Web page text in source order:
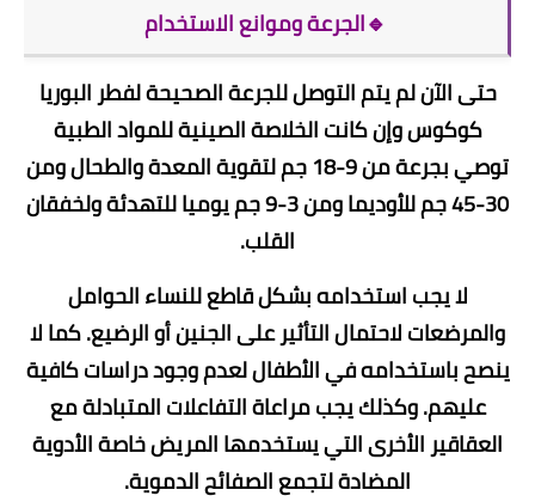
🔹الجرعة وموانع الاستخدام
حتى الآن لم يتم التوصل للجرعة الصحيحة لفطر البوريا
كوكوس وإن كانت الخلاصة الصينية للمواد الطبية
توصي بجرعة من 9-18 جم لتقوية المعدة والطحال ومن
30-45 جم للأوديما ومن 3-9 جم يوميا للتهدئة ولخفقان
القلب.
لا يجب استخدامه بشكل قاطع للنساء الحوامل
والمرضعات لاحتمال التأثير على الجنين أو الرضيع. كما لا
ينصح باستخدامه في الأطفال لعدم وجود دراسات كافية
عليهم. وكذلك يجب مراعاة التفاعلات المتبادلة مع
العقاقير الأخرى التي يستخدمها المريض خاصة الأدوية
المضادة لتجمع الصفائح الدموية.